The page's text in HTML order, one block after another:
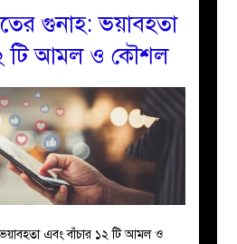
গুনাহ: ভয়াবহতা
টি আমল ও কৌশল
এবং বাঁচার ১২ টি আমল ও